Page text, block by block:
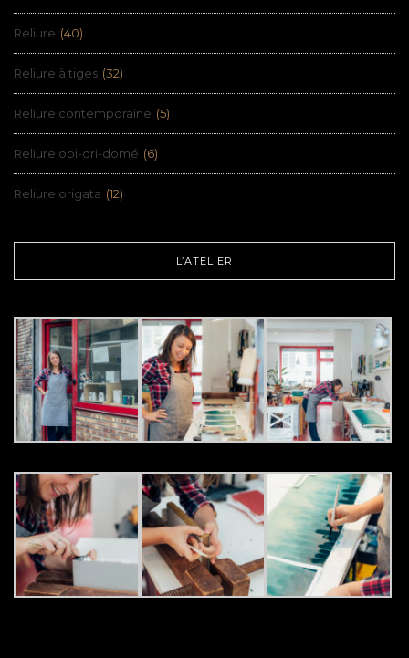
Reliure (40)
Reliure à tiges (32)
Reliure contemporaine (5)
Reliure obi-ori-domé (6)
Reliure origata (12)
L’ATELIER